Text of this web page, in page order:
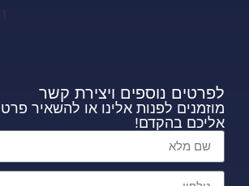
לפרטים נוספים ויצירת קשר
מוזמנים לפנות אלינו או להשאיר
אליכם בהקדם!